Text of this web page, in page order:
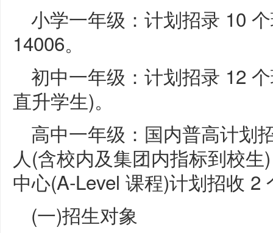
小学一年级：计划招录 10
14006。
初中一年级：计划招录 12
直升学生)。
高中一年级：国内普高计划
人(含校内及集团内指标到校生
中心(A-Level 课程)计划招收 2
(一)招生对象